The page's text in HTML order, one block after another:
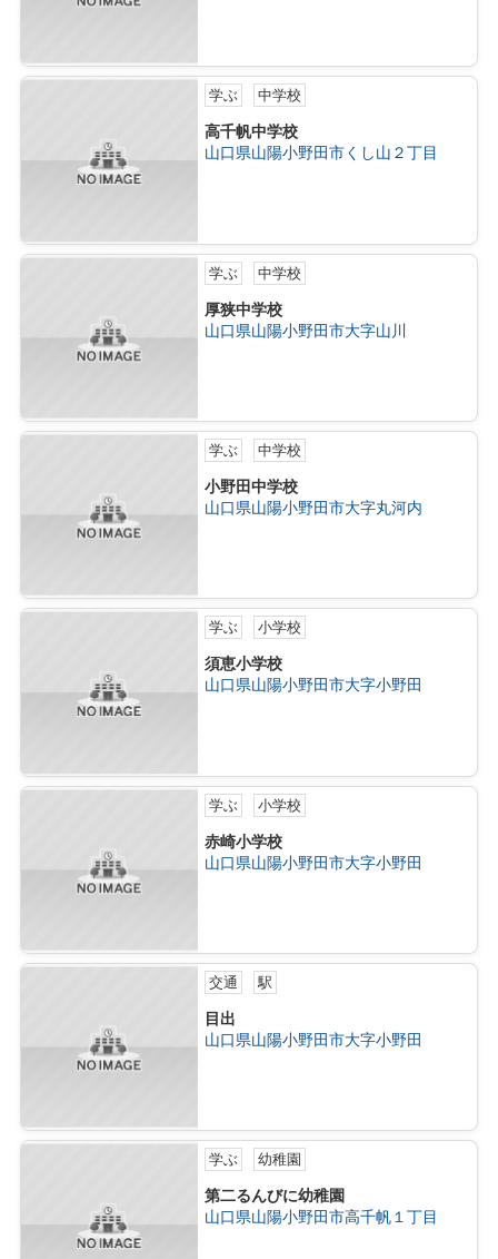
学ぶ 中学校
高千帆中学校
山口県山陽小野田市くし山２丁目
学ぶ 中学校
厚狭中学校
山口県山陽小野田市大字山川
学ぶ 中学校
小野田中学校
山口県山陽小野田市大字丸河内
学ぶ 小学校
須恵小学校
山口県山陽小野田市大字小野田
学ぶ 小学校
赤崎小学校
山口県山陽小野田市大字小野田
交通 駅
目出
山口県山陽小野田市大字小野田
学ぶ 幼稚園
第二るんびに幼稚園
山口県山陽小野田市高千帆１丁目